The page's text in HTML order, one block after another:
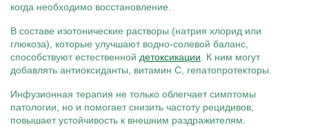
когда необходимо восстановление.
В составе изотонические растворы (натрия хлорид или
глюкоза), которые улучшают водно-солевой баланс,
способствуют естественной детоксикации . К ним могут
добавлять антиоксиданты, витамин C, гепатопротекторы.
Инфузионная терапия не только облегчает симптомы
патологии, но и помогает снизить частоту рецидивов,
повышает устойчивость к внешним раздражителям.